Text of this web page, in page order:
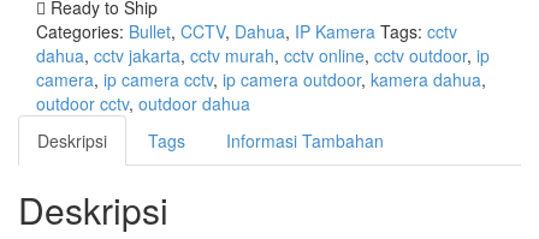
Ready to Ship
Categories: Bullet, CCTV, Dahua, IP Kamera Tags: cctv
dahua, cctv jakarta, cctv murah, cctv online, cctv outdoor, ip
camera, ip camera cctv, ip camera outdoor, kamera dahua,
outdoor cctv, outdoor dahua
Deskripsi
Tags Informasi Tambahan
Deskripsi